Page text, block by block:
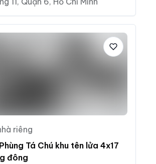
riêng
Tá Chú khu tên lửa 4x17
đông